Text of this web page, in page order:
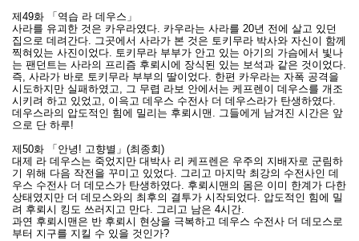
제49화 「역습 라 데우스」
사라를 유괴한 것은 카우라였다. 카우라는 사라를 20년 전에 살고 있던
집으로 데려간다. 그곳에서 사라가 본 것은 토키무라 박사와 자신이 함께
찍혀있는 사진이었다. 토키무라 부부가 안고 있는 아기의 가슴에서 빛나
는 팬던트는 사라의 프리즘 후뢰시에 장식된 있는 보석과 같은 것이었다.
즉, 사라가 바로 토키무라 부부의 딸이었다. 한편 카우라는 자폭 공격을
시도하지만 실패하였고, 그 무렵 라보 안에서는 케프렌이 데우스를 개조
시키려 하고 있었고, 이윽고 데우스 수전사 더 데우스라가 탄생하였다.
데우스라의 압도적인 힘에 밀리는 후뢰시맨. 그들에게 남겨진 시간은 앞
으로 단 하루!
제50화 「안녕! 고향별」(최종회)
대제 라 데우스는 죽었지만 대박사 리 케프렌은 우주의 지배자로 군림하
기 위해 다음 작전을 꾸미고 있었다. 그리고 마지막 최강의 수전사인 데
우스 수전사 더 데모스가 탄생하였다. 후뢰시맨의 몸은 이미 한계가 다한
상태였지만 더 데모스와의 최후의 결투가 시작되었다. 압도적인 힘에 밀
려 후뢰시 킹도 쓰러지고 만다. 그리고 남은 4시간.
과연 후뢰시맨은 반 후뢰시 현상을 극복하고 데우스 수전사 더 데모스로
부터 지구를 지킬 수 있을 것인가?